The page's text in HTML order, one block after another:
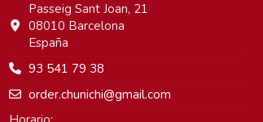
Passeig Sant Joan, 21
08010 Barcelona
España
93 541 79 38
order.chunichi@gmail.com